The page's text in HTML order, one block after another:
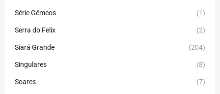
Série Gêmeos (1)
Serra do Felix (2)
Siará Grande (204)
Singulares (8)
Soares (7)